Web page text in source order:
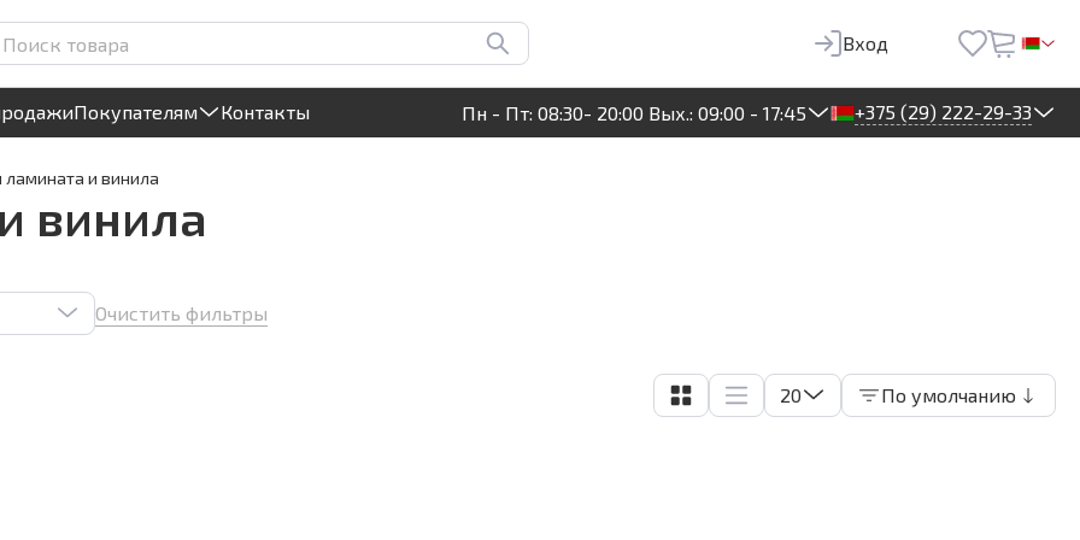
Круглосуточный! Прием заявок на сайте
Вход
Покупателям Контакты Пн - Пт: 08:30- 20:00 Вых.: 09:00 - 17:45 +375 (29) 222-29-33
ламината и винила
винила
Очистить фильтры
20 По умолчанию